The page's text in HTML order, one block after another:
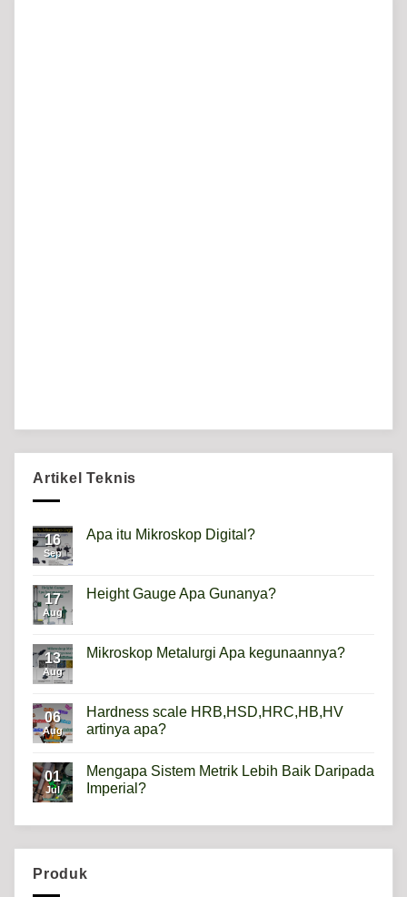
Artikel Teknis
16
Sep
Apa itu Mikroskop Digital?
Apa
itu
17
Aug
Height Gauge Apa Gunanya?
Height
Gauge
13
Aug
Mikroskop Metalurgi Apa kegunaannya?
Mikroskop
Metalurgi
Apa
06
Aug
Hardness scale HRB,HSD,HRC,HB,HV
artinya apa?
on
Hardness
scale
01
Jul
Mengapa Sistem Metrik Lebih Baik Daripada
Imperial?
Lebih
Produk